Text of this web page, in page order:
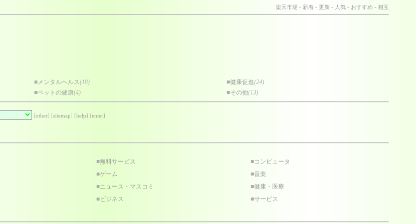
楽天市場-新着-更新-人気-おすすめ-相互
■メンタルヘルス(18) ■健康促進(24)
■ペットの健康(4) ■その他(13)
[other] [sitemap] [help] [enter]
■無料サービス ■コンピュータ
■ゲーム ■音楽
■ニュース・マスコミ ■健康・医療
■ビジネス ■サービス